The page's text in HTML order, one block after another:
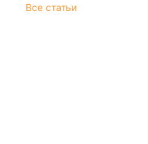
Все статьи